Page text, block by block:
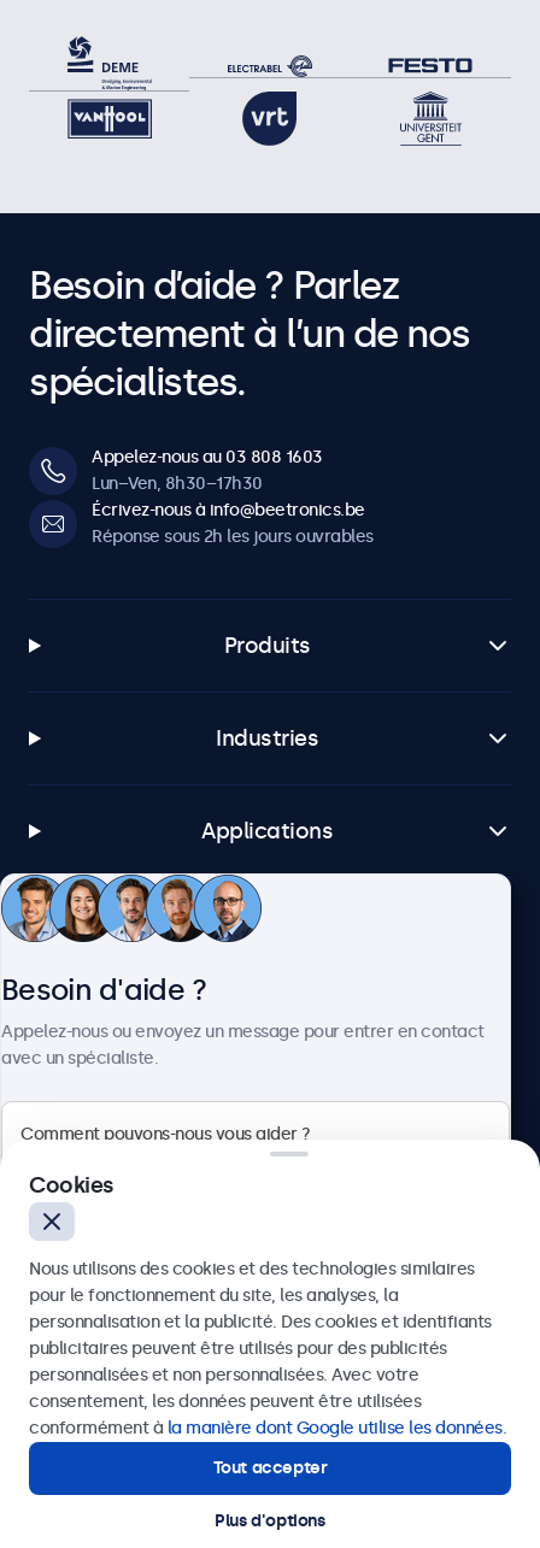
Besoin d’aide ? Parlez
directement à l’un de nos
spécialistes.
Appelez-nous au 03 808 1603
Lun–Ven, 8h30–17h30
Écrivez-nous à info@beetronics.be
Réponse sous 2h les jours ouvrables
Produits
Industries
Applications
Service client
4.8/5 noté par 5000+ entreprises
Français
© 2026 Beetronics
Besoin d'aide ?
Appelez-nous ou envoyez un message pour entrer en contact
avec un spécialiste.
Envoyer
Ou appelez-nous au03 808 1603
Contactez nos spécialistes.
Cookies
Nous utilisons des cookies et des technologies similaires
pour le fonctionnement du site, les analyses, la
personnalisation et la publicité. Des cookies et identifiants
publicitaires peuvent être utilisés pour des publicités
personnalisées et non personnalisées. Avec votre
consentement, les données peuvent être utilisées
conformément à la manière dont Google utilise les données.
Tout accepter
Plus d'options